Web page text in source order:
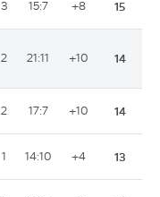
3 15:7 +8 15
2 21:11 +10 14
2 17:7 +10 14
1 14:10 +4 13